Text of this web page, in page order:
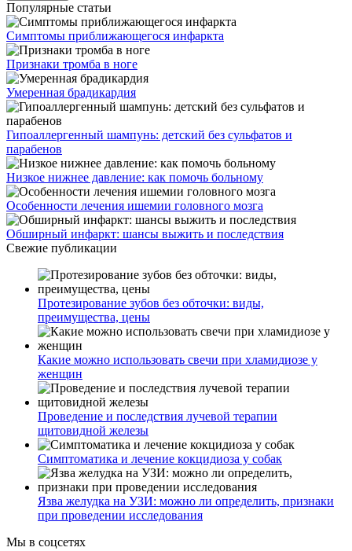
Популярные статьи
Симптомы приближающегося инфаркта
Признаки тромба в ноге
Умеренная брадикардия
Гипоаллергенный шампунь: детский без сульфатов и
парабенов
Низкое нижнее давление: как помочь больному
Особенности лечения ишемии головного мозга
Обширный инфаркт: шансы выжить и последствия
Свежие публикации
Протезирование зубов без обточки: виды,
преимущества, цены
Какие можно использовать свечи при хламидиозе у
женщин
Проведение и последствия лучевой терапии
щитовидной железы
Симптоматика и лечение кокцидиоза у собак
Язва желудка на УЗИ: можно ли определить, признаки
при проведении исследования
Мы в соцсетях